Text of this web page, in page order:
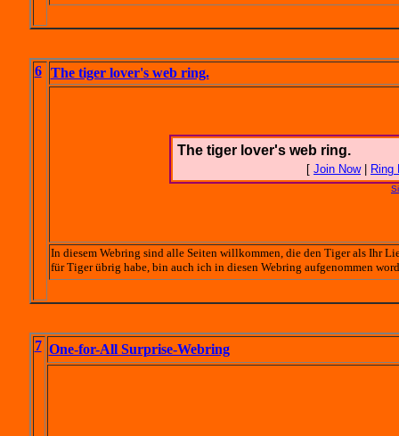
6 The tiger lover's web ring.
The tiger lover's web ring.
[ Join Now| Ring
In diesem Webring sind alle Seiten willkommen, die den Tiger als Ihr
für Tiger übrig habe, bin auch ich in diesen Webring aufgenommen
7 One-for-All Surprise-Webring